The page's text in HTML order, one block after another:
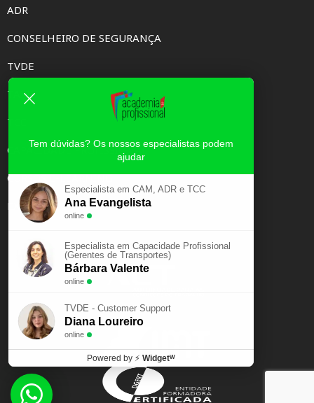
ADR
CONSELHEIRO DE SEGURANÇA
TVDE
TAXI
TCC
CAPACIDADE PROFISSIONAL
CURSOS E-LEARNING
EXAME PSICOTÉCNICO
Tem dúvidas? Os nossos especialistas podem
ajudar
Especialista em CAM, ADR e TCC
Ana Evangelista
online
Especialista em Capacidade Profissional
(Gerentes de Transportes)
Bárbara Valente
online
TVDE - Customer Support
Diana Loureiro
online
Powered by ⚡ Widgetᵂ